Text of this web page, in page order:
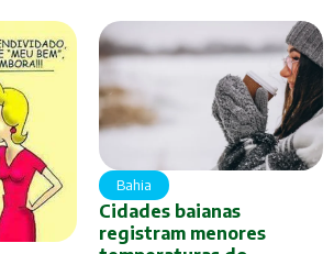
Bahia
Cidades baianas
registram menores